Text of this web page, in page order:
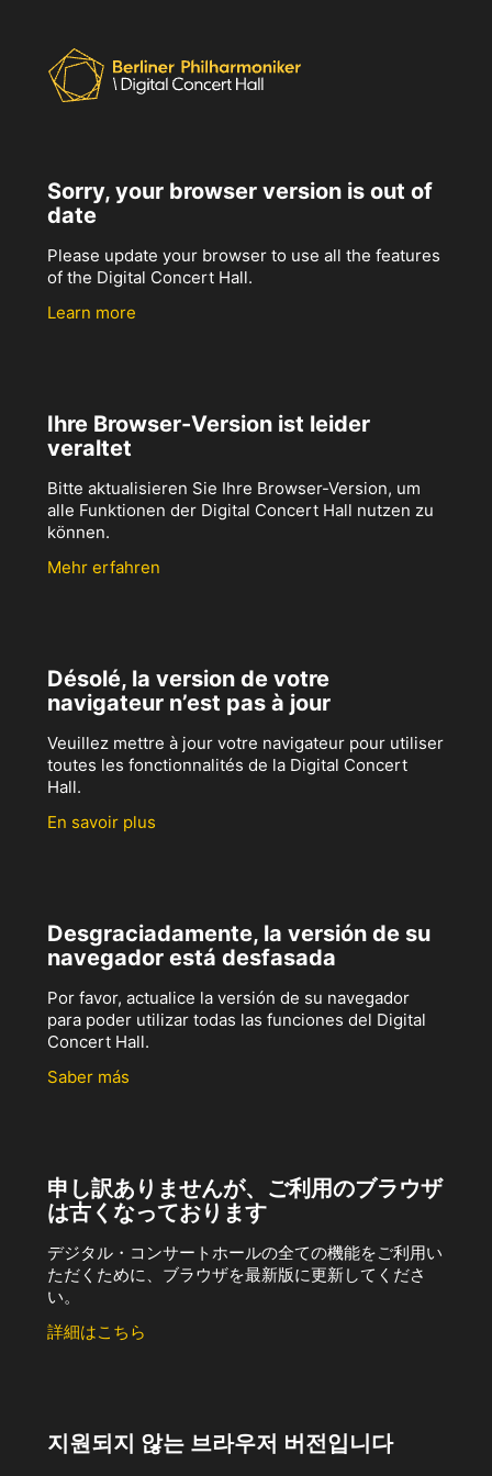
Sorry, your browser version is out of
date
Please update your browser to use all the features
of the Digital Concert Hall.
Learn more
Ihre Browser-Version ist leider
veraltet
Bitte aktualisieren Sie Ihre Browser-Version, um
alle Funktionen der Digital Concert Hall nutzen zu
können.
Mehr erfahren
Désolé, la version de votre
navigateur n’est pas à jour
Veuillez mettre à jour votre navigateur pour utiliser
toutes les fonctionnalités de la Digital Concert
Hall.
En savoir plus
Desgraciadamente, la versión de su
navegador está desfasada
Por favor, actualice la versión de su navegador
para poder utilizar todas las funciones del Digital
Concert Hall.
Saber más
申し訳ありませんが、ご利用のブラウザ
は古くなっております
デジタル・コンサートホールの全ての機能をご利用い
ただくために、ブラウザを最新版に更新してくださ
い。
詳細はこちら
지원되지 않는 브라우저 버전입니다